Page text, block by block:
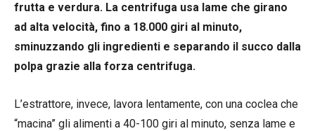
frutta e verdura. La centrifuga usa lame che girano
ad alta velocità, fino a 18.000 giri al minuto,
sminuzzando gli ingredienti e separando il succo dalla
polpa grazie alla forza centrifuga.
L’estrattore, invece, lavora lentamente, con una coclea che
“macina” gli alimenti a 40-100 giri al minuto, senza lame e